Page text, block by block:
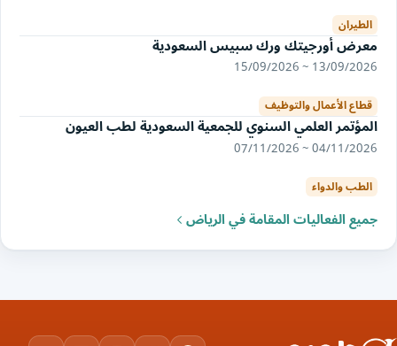
الطيران
معرض أورجيتك ورك سبيس السعودية
13/09/2026 ~ 15/09/2026
قطاع الأعمال والتوظيف
المؤتمر العلمي السنوي للجمعية السعودية لطب العيون
04/11/2026 ~ 07/11/2026
الطب والدواء
جميع الفعاليات المقامة في الرياض